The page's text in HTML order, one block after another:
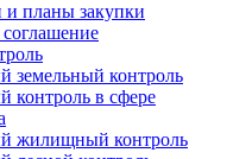
планы закупки
земельный контроль
в сфере
жилищный контроль